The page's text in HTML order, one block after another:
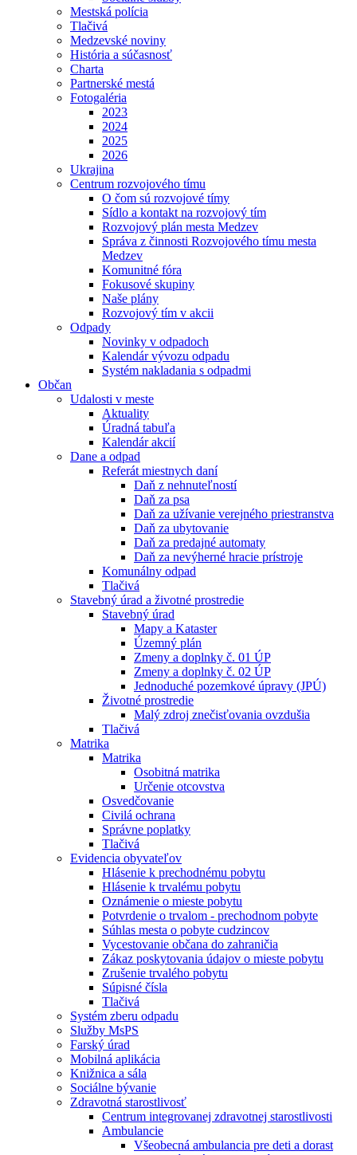
Mestská polícia
Tlačivá
Medzevské noviny
História a súčasnosť
Charta
Partnerské mestá
Fotogaléria
2023
2024
2025
2026
Ukrajina
Centrum rozvojového tímu
O čom sú rozvojové tímy
Sídlo a kontakt na rozvojový tím
Rozvojový plán mesta Medzev
Správa z činnosti Rozvojového tímu mesta
Medzev
Komunitné fóra
Fokusové skupiny
Naše plány
Rozvojový tím v akcii
Odpady
Novinky v odpadoch
Kalendár vývozu odpadu
Systém nakladania s odpadmi
Občan
Udalosti v meste
Aktuality
Úradná tabuľa
Kalendár akcií
Dane a odpad
Referát miestnych daní
Daň z nehnuteľností
Daň za psa
Daň za užívanie verejného priestranstva
Daň za ubytovanie
Daň za predajné automaty
Daň za nevýherné hracie prístroje
Komunálny odpad
Tlačivá
Stavebný úrad a životné prostredie
Stavebný úrad
Mapy a Kataster
Územný plán
Zmeny a doplnky č. 01 ÚP
Zmeny a doplnky č. 02 ÚP
Jednoduché pozemkové úpravy (JPÚ)
Životné prostredie
Malý zdroj znečisťovania ovzdušia
Tlačivá
Matrika
Matrika
Osobitná matrika
Určenie otcovstva
Osvedčovanie
Civilá ochrana
Správne poplatky
Tlačivá
Evidencia obyvateľov
Hlásenie k prechodnému pobytu
Hlásenie k trvalému pobytu
Oznámenie o mieste pobytu
Potvrdenie o trvalom - prechodnom pobyte
Súhlas mesta o pobyte cudzincov
Vycestovanie občana do zahraničia
Zákaz poskytovania údajov o mieste pobytu
Zrušenie trvalého pobytu
Súpisné čísla
Tlačivá
Systém zberu odpadu
Služby MsPS
Farský úrad
Mobilná aplikácia
Knižnica a sála
Sociálne bývanie
Zdravotná starostlivosť
Centrum integrovanej zdravotnej starostlivosti
Ambulancie
Všeobecná ambulancia pre deti a dorast